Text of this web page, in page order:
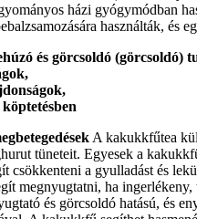
házi gyógymódban
használták, és
és görcsoldó (görcsoldó)
A kakukkfűtea
tüneteit. Egyesek a
csökkenteni a gyulladást és
megnyugtatni, ha
és görcsoldó hatású, és